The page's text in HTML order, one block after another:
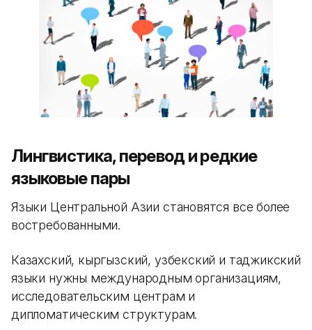
Лингвистика, перевод и редкие
языковые пары
Языки Центральной Азии становятся все более
востребованными.
Казахский, кыргызский, узбекский и таджикский
языки нужны международным организациям,
исследовательским центрам и
дипломатическим структурам.